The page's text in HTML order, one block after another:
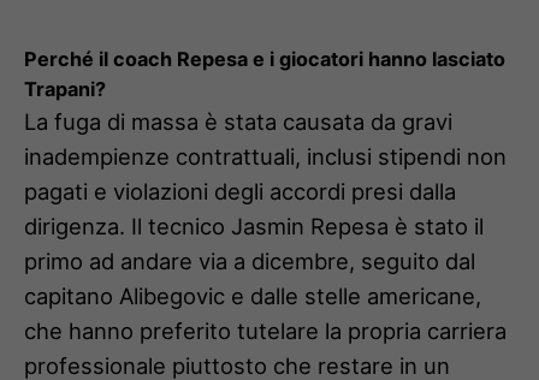
Perché il coach Repesa e i giocatori hanno lasciato
Trapani?
La fuga di massa è stata causata da gravi
inadempienze contrattuali, inclusi stipendi non
pagati e violazioni degli accordi presi dalla
dirigenza. Il tecnico Jasmin Repesa è stato il
primo ad andare via a dicembre, seguito dal
capitano Alibegovic e dalle stelle americane,
che hanno preferito tutelare la propria carriera
professionale piuttosto che restare in un